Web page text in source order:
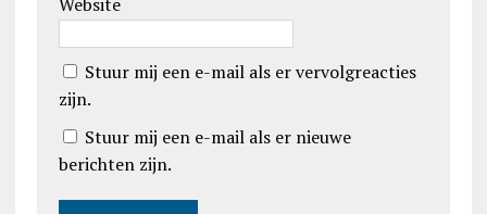
Stuur mij een e-mail als er vervolgreacties
zijn.
Stuur mij een e-mail als er nieuwe
berichten zijn.